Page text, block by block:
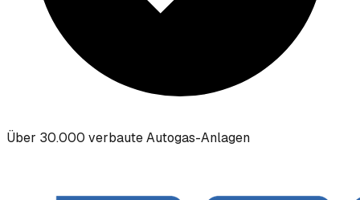
Über 30.000 verbaute Autogas-Anlagen